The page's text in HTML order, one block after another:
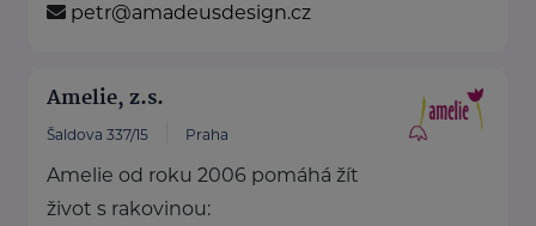
petr@amadeusdesign.cz
Amelie, z.s.
Šaldova 337/15 Praha
Amelie od roku 2006 pomáhá žít
život s rakovinou: